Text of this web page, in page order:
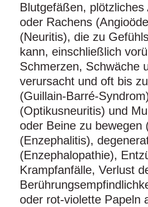
Blutgefäßen,
oder Rachens
(Neuritis), die zu
kann, einschließlich
Schmerzen, Schwäche
verursacht und oft bis
(Guillain-Barré-
(Optikusneuritis) und
oder Beine zu bewegen
(Enzephalitis),
(Enzephalopathie),
Krampfanfälle, Verlust
oder rot-violette Papeln